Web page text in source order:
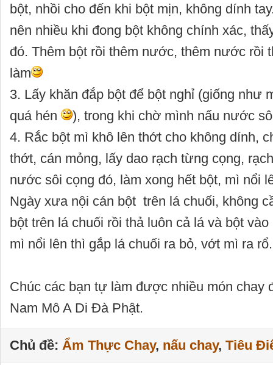
bột, nhồi cho đến khi bột mịn, không dính
nên nhiều khi đong bột không chính xác,
đó. Thêm bột rồi thêm nước, thêm nước rồi
làm
3. Lấy khăn đắp bột để bột nghỉ (giống như
quá hén
), trong khi chờ mình nấu nước
4. Rắc bột mì khô lên thớt cho không dính,
thớt, cán mỏng, lấy dao rạch từng cọng,
nước sôi cọng đó, làm xong hết bột, mì nổi
Ngày xưa nội cán bột trên lá chuối, không
bột trên lá chuối rồi thả luôn cả lá và bột
mì nổi lên thì gắp lá chuối ra bỏ, vớt mì ra
Chúc các bạn tự làm được nhiều món chay
Nam Mô A Di Đà Phật.
Chủ đề: Ẩm Thực Chay, nấu chay, Tiêu